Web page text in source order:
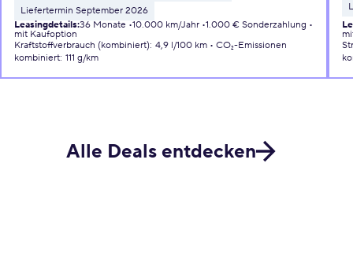
Liefertermin September 2026
Leasingdetails:36 Monate 10.000 km/Jahr 1.000 € Sonderzahlung
mit Kaufoption
Kraftstoffverbrauch (kombiniert): 4,9 l/100 km
CO₂-Emissionen
kombiniert: 111 g/km
Alle Deals entdecken